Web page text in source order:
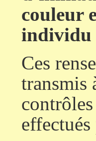
couleur
individu
Ces
transmis